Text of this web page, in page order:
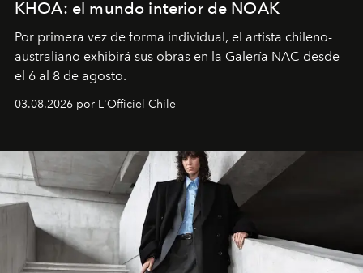
KHOA: el mundo interior de NOAK
Por primera vez de forma individual, el artista chileno-
australiano exhibirá sus obras en la Galería NAC desde
el 6 al 8 de agosto.
03.08.2026 por L'Officiel Chile